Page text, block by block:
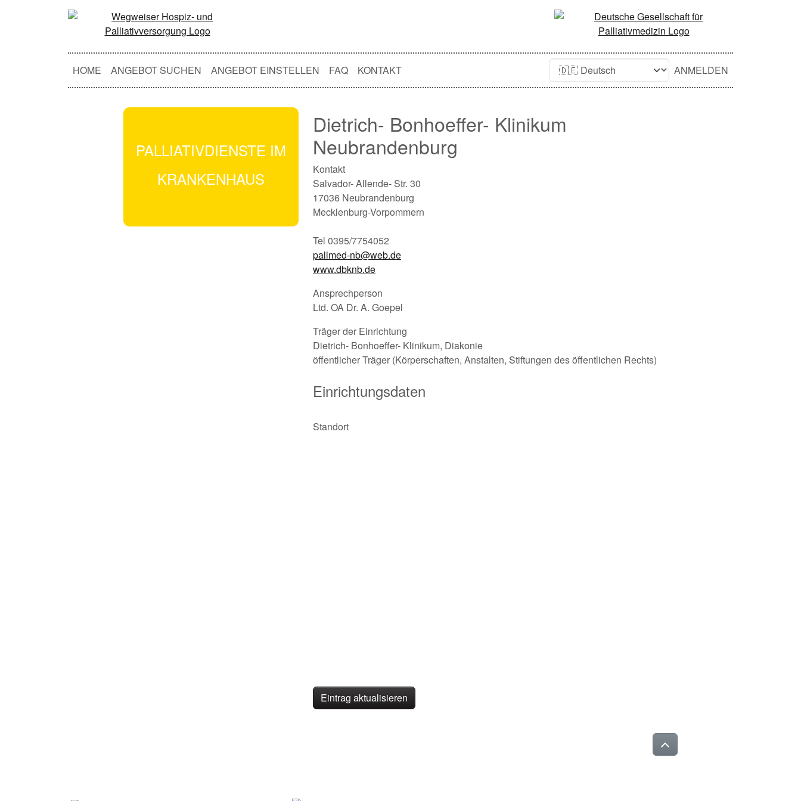
HOME ANGEBOT SUCHEN ANGEBOT EINSTELLEN FAQ KONTAKT ANMELDEN
PALLIATIVDIENSTE IM
KRANKENHAUS
Dietrich- Bonhoeffer- Klinikum
Neubrandenburg
Kontakt
Salvador- Allende- Str. 30
17036 Neubrandenburg
Mecklenburg-Vorpommern
Tel 0395/7754052
pallmed-nb@web.de
www.dbknb.de
Ansprechperson
Ltd. OA Dr. A. Goepel
Träger der Einrichtung
Dietrich- Bonhoeffer- Klinikum, Diakonie
öffentlicher Träger (Körperschaften, Anstalten, Stiftungen des öffentlichen Rechts)
Einrichtungsdaten
Standort
Eintrag aktualisieren